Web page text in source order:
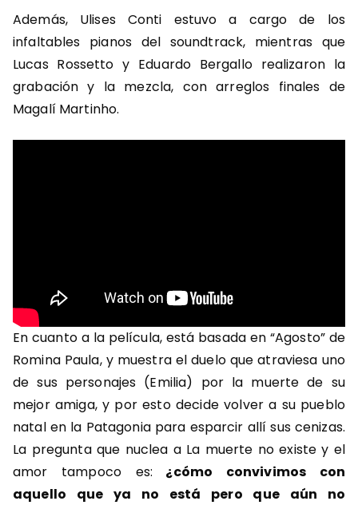
Además, Ulises Conti estuvo a cargo de los
infaltables pianos del soundtrack, mientras que
Lucas Rossetto y Eduardo Bergallo realizaron la
grabación y la mezcla, con arreglos finales de
Magalí Martinho.
En cuanto a la película, está basada en “Agosto” de
Romina Paula, y muestra el duelo que atraviesa uno
de sus personajes (Emilia) por la muerte de su
mejor amiga, y por esto decide volver a su pueblo
natal en la Patagonia para esparcir allí sus cenizas.
La pregunta que nuclea a La muerte no existe y el
amor tampoco es: ¿cómo convivimos con
aquello que ya no está pero que aún no